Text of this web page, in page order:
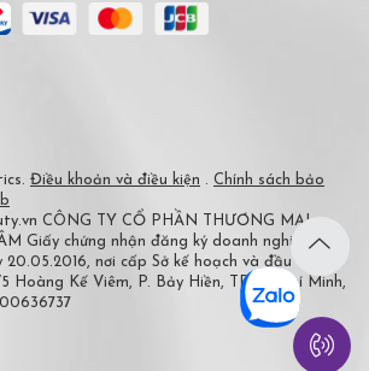
Điều khoản và điều kiện . Chính sách bảo
CÔNG TY CỔ PHẦN THƯƠNG MẠI
Giấy chứng nhận đăng ký doanh nghiệp số
20.05.2016, nơi cấp Sở kế hoạch và đầu tư TP
5 Hoàng Kế Viêm, P. Bảy Hiền, TP Hồ Chí Minh,